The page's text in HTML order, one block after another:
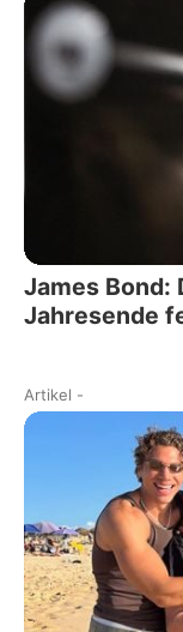
James Bond:
Jahresende
Artikel -